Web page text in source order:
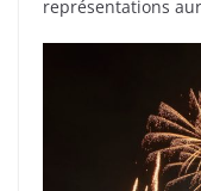
représentations